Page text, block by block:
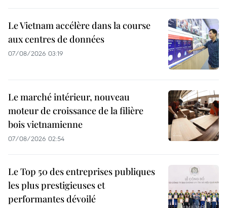
Le Vietnam accélère dans la course
aux centres de données
07/08/2026 03:19
Le marché intérieur, nouveau
moteur de croissance de la filière
bois vietnamienne
07/08/2026 02:54
Le Top 50 des entreprises publiques
les plus prestigieuses et
performantes dévoilé